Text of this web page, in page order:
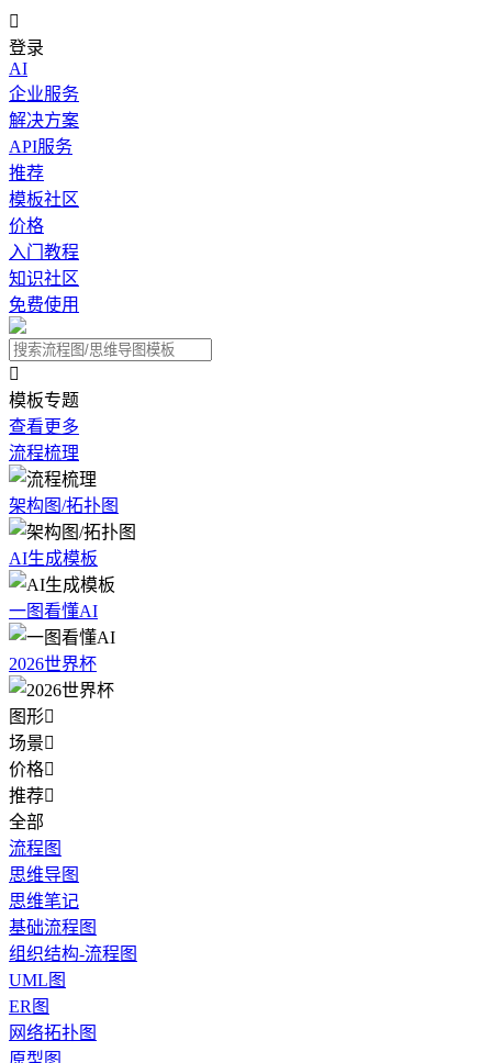

登录
AI
企业服务
解决方案
API服务
推荐
模板社区
价格
入门教程
知识社区
免费使用

模板专题
查看更多
流程梳理
架构图/拓扑图
AI生成模板
一图看懂AI
2026世界杯
图形
场景
价格
推荐
全部
流程图
思维导图
思维笔记
基础流程图
组织结构-流程图
UML图
ER图
网络拓扑图
原型图